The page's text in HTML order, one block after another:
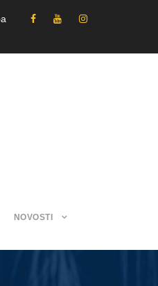
NOVOSTI